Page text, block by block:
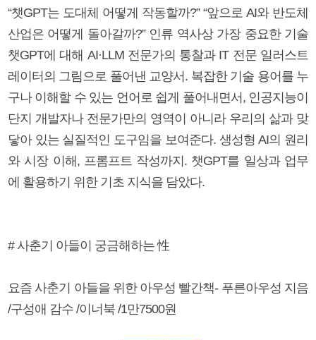
“챗GPT는 도대체 어떻게 작동할까?” “앞으로 AI와 반도체
산업은 어떻게 돌아갈까?” 인류 역사상 가장 중요한 기술
챗GPT에 대해 AI·LLM 전문가의 통찰과 IT 전문 일러스트
레이터의 그림으로 풀어낸 교양서. 복잡한 기술 용어를 누
구나 이해할 수 있는 언어로 쉽게 풀어내면서, 인공지능이
단지 개발자나 전문가만의 영역이 아니라 우리의 삶과 맞
닿아 있는 실질적인 도구임을 보여준다. 생성형 AI의 원리
와 시장 이해, 프롬프트 작성까지. 챗GPT를 일상과 업무
에 활용하기 위한 기초 지식을 담았다.
# 사춘기 아들이 궁금해하는 性
요즘 사춘기 아들을 위한 아우성 빨간책- 푸른아우성 지음
/구성애 감수 /이너북 /1만7500원